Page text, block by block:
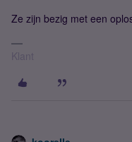
Ze zijn bezig met een
Klant